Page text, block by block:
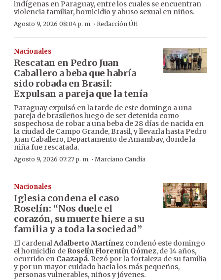
indígenas en Paraguay, entre los cuales se encuentran
violencia familiar, homicidio y abuso sexual en niños.
Agosto 9, 2026 08:04 p. m. · Redacción ÚH
Nacionales
Rescatan en Pedro Juan
Caballero a beba que habría
sido robada en Brasil:
Expulsan a pareja que la tenía
Paraguay expulsó en la tarde de este domingo a una
pareja de brasileños luego de ser detenida como
sospechosa de robar a una beba de 28 días de nacida en
la ciudad de Campo Grande, Brasil, y llevarla hasta Pedro
Juan Caballero, Departamento de Amambay, donde la
niña fue rescatada.
Agosto 9, 2026 07:27 p. m. · Marciano Candia
Nacionales
Iglesia condena el caso
Roselín: “Nos duele el
corazón, su muerte hiere a su
familia y a toda la sociedad”
El cardenalAdalberto Martínez condenó este domingo
el homicidio de Roselín Florentín Gómez, de 14 años,
ocurrido en Caazapá. Rezó por la fortaleza de su familia
y por un mayor cuidado hacia los más pequeños,
personas vulnerables, niños y jóvenes.